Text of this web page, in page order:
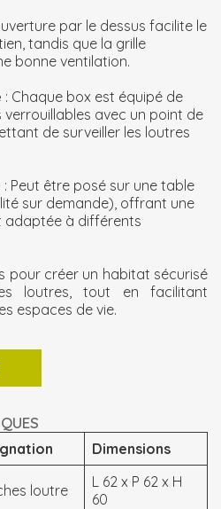
par le dessus facilite le
tandis que la grille
bonne ventilation.
: Chaque box est équipé de
avec un point de
de surveiller les loutres
: Peut être posé sur une table
sur demande), offrant une
adaptée à différents
pour créer un habitat sécurisé
loutres, tout en facilitant
espaces de vie.
Dimensions
loutre
L 62 x P 62 x H
60